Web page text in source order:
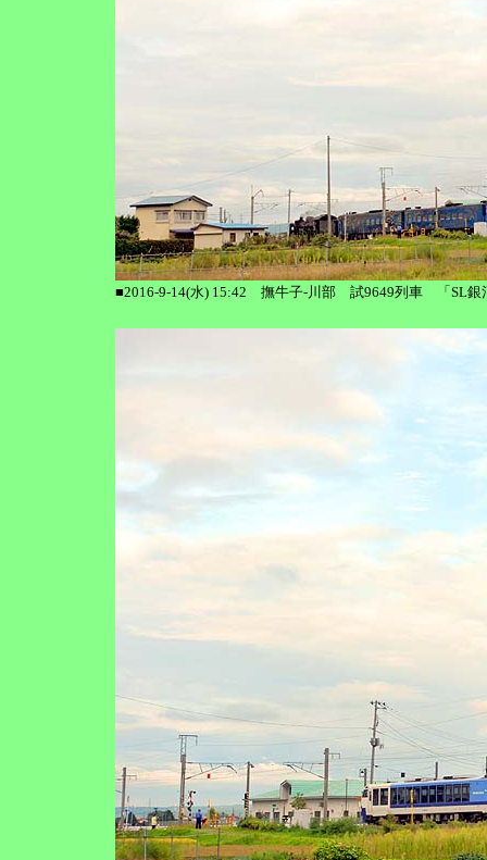
■2016-9-14(水) 15:42 撫牛子-川部 試9649列車 「SL銀